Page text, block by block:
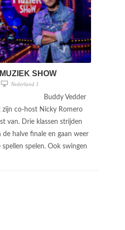
SHOW
Nederland 1
Buddy Vedder
zijn co-host Nicky Romero
van. Drie klassen strijden
halve finale en gaan weer
spelen. Ook swingen